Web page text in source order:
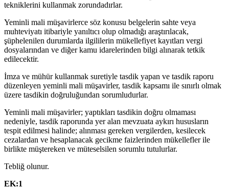
tekniklerini kullanmak zorundadırlar.
Yeminli mali müşavirlerce söz konusu belgelerin sahte veya
muhteviyatı itibariyle yanıltıcı olup olmadığı araştırılacak,
şüphelenilen durumlarda ilgililerin mükellefiyet kayıtları vergi
dosyalarından ve diğer kamu idarelerinden bilgi alınarak tetkik
edilecektir.
İmza ve mühür kullanmak suretiyle tasdik yapan ve tasdik raporu
düzenleyen yeminli mali müşavirler, tasdik kapsamı ile sınırlı olmak
üzere tasdikin doğruluğundan sorumludurlar.
Yeminli mali müşavirler; yaptıkları tasdikin doğru olmaması
nedeniyle, tasdik raporunda yer alan mevzuata aykırı hususların
tespit edilmesi halinde; alınması gereken vergilerden, kesilecek
cezalardan ve hesaplanacak gecikme faizlerinden mükellefler ile
birlikte müştereken ve müteselsilen sorumlu tutulurlar.
Tebliğ olunur.
EK:1